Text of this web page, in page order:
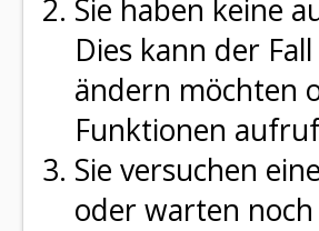
Sie haben keine
Dies kann der
ändern möchten
Funktionen
Sie versuchen
oder warten